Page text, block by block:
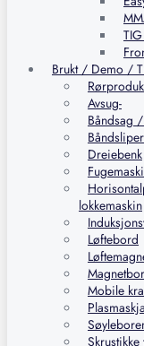
Brukt / Demo /
Avsug-
Båndsag
Dreiebenk
lokkemaskin
Løftebord
Mobile